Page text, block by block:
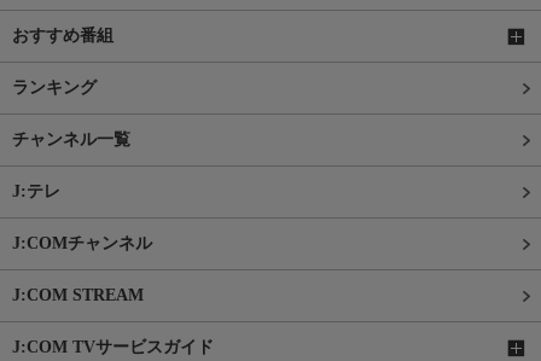
おすすめ番組
ランキング
チャンネル一覧
J:テレ
J:COMチャンネル
J:COM STREAM
J:COM TVサービスガイド